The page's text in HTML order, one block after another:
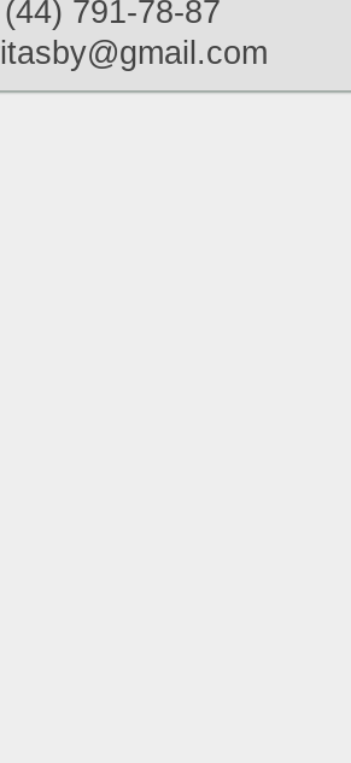
791-78-87